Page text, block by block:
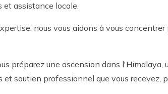
et assistance locale.
nous vous aidons à vous
préparez une ascension dans
soutien professionnel que vous